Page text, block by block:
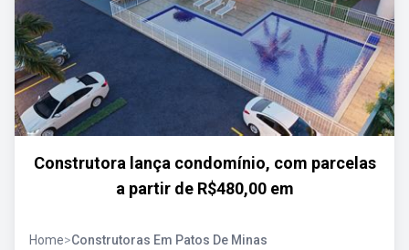
Construtora lança condomínio, com parcelas
a partir de R$480,00 em
Home>Construtoras Em Patos De Minas